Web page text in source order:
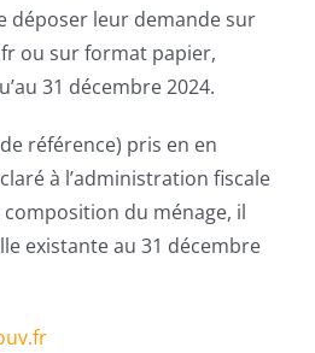
déposer leur demande sur
ou sur format papier,
31 décembre 2024.
référence) pris en en
à l’administration fiscale
du ménage, il
existante au 31 décembre